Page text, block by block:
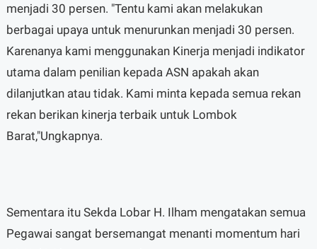
menjadi 30 persen. "Tentu kami akan melakukan
berbagai upaya untuk menurunkan menjadi 30 persen.
Karenanya kami menggunakan Kinerja menjadi indikator
utama dalam penilian kepada ASN apakah akan
dilanjutkan atau tidak. Kami minta kepada semua rekan
rekan berikan kinerja terbaik untuk Lombok
Barat,"Ungkapnya.
Sementara itu Sekda Lobar H. Ilham mengatakan semua
Pegawai sangat bersemangat menanti momentum hari